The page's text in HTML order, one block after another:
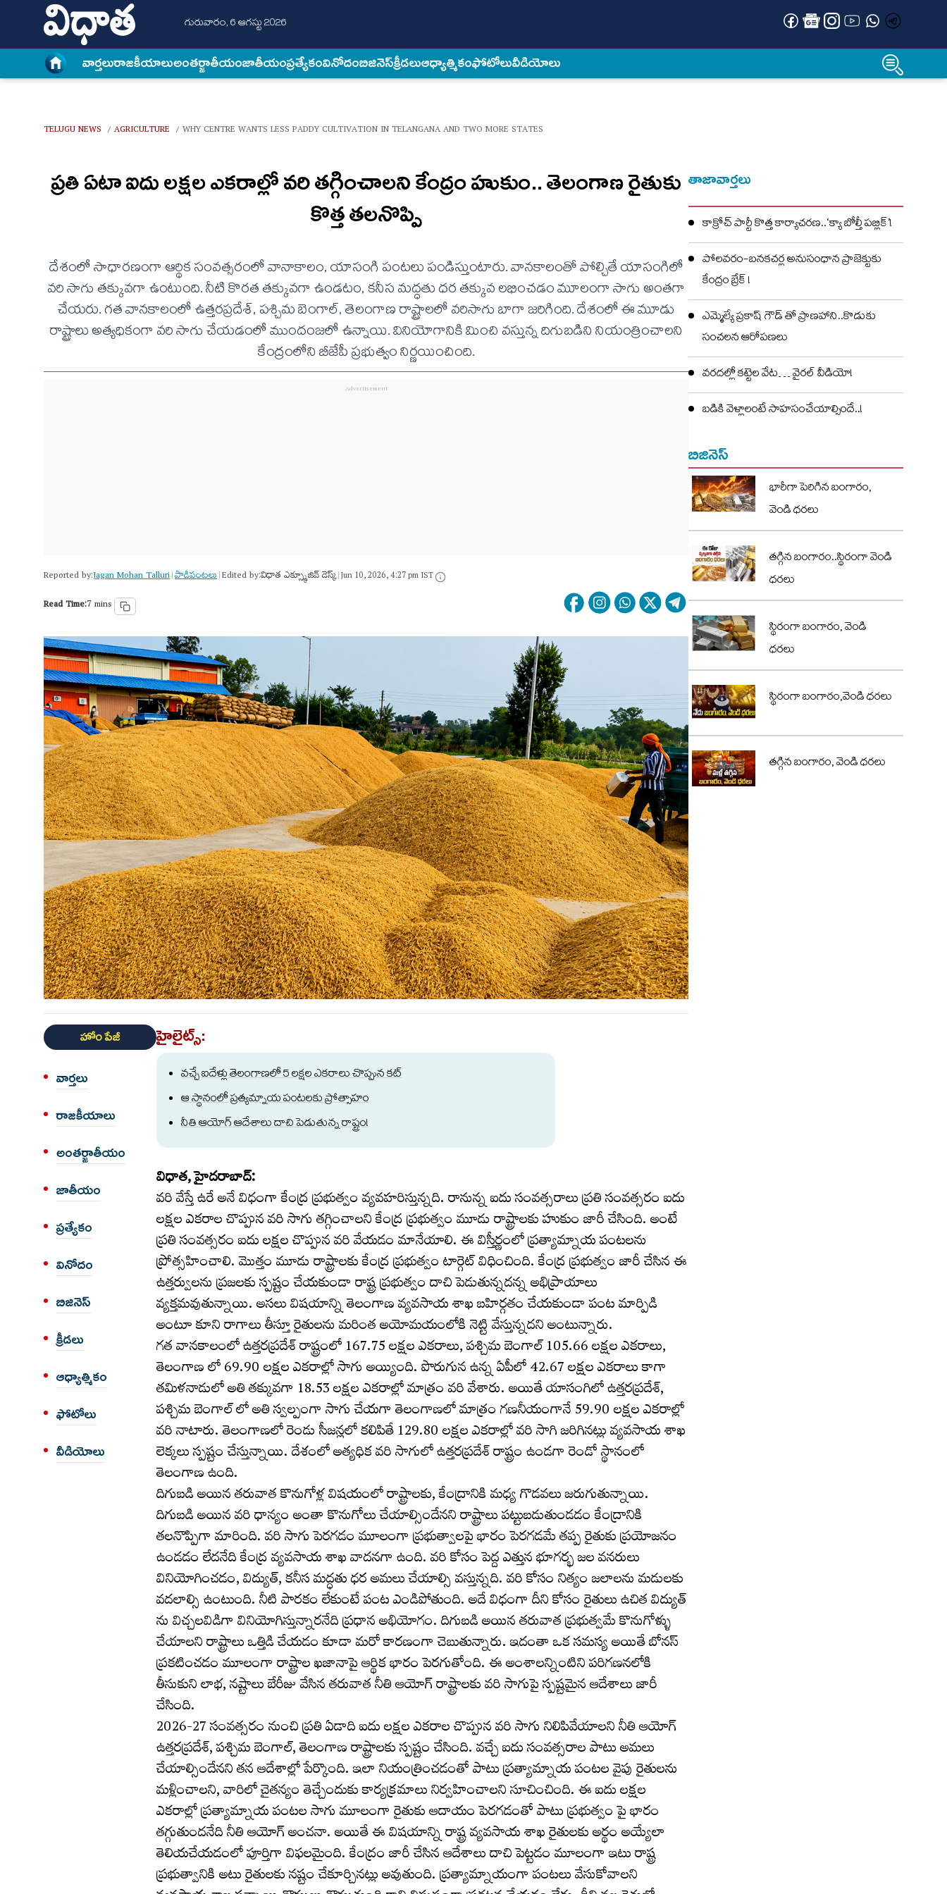
గురువారం, 6 ఆగస్టు 2026
వార్త‌లురాజకీయాలుఅంత‌ర్జాతీయంజాతీయంప్రత్యేకంవినోదంబిజినెస్క్రీడలుఆధ్యాత్మికంఫోటోలువీడియోలు
TELUGU NEWS / AGRICULTURE / WHY CENTRE WANTS LESS PADDY CULTIVATION IN TELANGANA AND TWO MORE STATES
ప్రతి ఏటా ఐదు లక్షల ఎకరాల్లో వరి తగ్గించాలని కేంద్రం హుకుం.. తెలంగాణ రైతుకు
కొత్త తలనొప్పి
దేశంలో సాధారణంగా ఆర్థిక సంవత్సరంలో వానాకాలం, యాసంగి పంటలు పండిస్తుంటారు. వానకాలంతో పోల్చితే యాసంగిలో
వరి సాగు తక్కువగా ఉంటుంది. నీటి కొరత తక్కువగా ఉండటం, కనీస మద్ధతు ధర తక్కువ లభించడం మూలంగా సాగు అంతగా
చేయరు. గత వానకాలంలో ఉత్తరప్రదేశ్, పశ్చిమ బెంగాల్, తెలంగాణ రాష్ట్రాలలో వరిసాగు బాగా జరిగింది. దేశంలో ఈ మూడు
రాష్ట్రాలు అత్యధికంగా వరి సాగు చేయడంలో ముందంజలో ఉన్నాయి. వినియోగానికి మించి వస్తున్న దిగుబడిని నియంత్రించాలని
కేంద్రంలోని బీజేపీ ప్రభుత్వం నిర్ణయించింది.
Reported by:Jagan Mohan Talluri|పాడిపంటలు|Edited by:విధాత ఎక్స్క్లూజివ్ డెస్క్|Jun 10, 2026, 4:27 pm IST
Read Time:7 mins
హోం పేజీ
వార్త‌లు
రాజకీయాలు
అంత‌ర్జాతీయం
జాతీయం
ప్రత్యేకం
వినోదం
బిజినెస్
క్రీడలు
ఆధ్యాత్మికం
ఫోటోలు
వీడియోలు
హైలైట్స్:
వచ్చే ఐదేళ్లు తెలంగాణలో 5 లక్షల ఎకరాలు చొప్పున కట్
ఆ స్థానంలో ప్రత్యమ్నాయ పంటలకు ప్రోత్సాహం
నీతి ఆయోగ్ ఆదేశాలు దాచి పెడుతున్న రాష్ట్రం!
విధాత, హైదరాబాద్:
వరి వేస్తే ఉరే అనే విధంగా కేంద్ర ప్రభుత్వం వ్యవహరిస్తున్నది. రానున్న ఐదు సంవత్సరాలు ప్రతి సంవత్సరం ఐదు
లక్షల ఎకరాల చొప్పున వరి సాగు తగ్గించాలని కేంద్ర ప్రభుత్వం మూడు రాష్ట్రాలకు హుకుం జారీ చేసింది. అంటే
ప్రతి సంవత్సరం ఐదు లక్షల చొప్పున వరి వేయడం మానేయాలి. ఈ విస్తీర్ణంలో ప్రత్యామ్నాయ పంటలను
ప్రోత్సహించాలి. మొత్తం మూడు రాష్ట్రాలకు కేంద్ర ప్రభుత్వం టార్గెట్ విధించింది. కేంద్ర ప్రభుత్వం జారీ చేసిన ఈ
ఉత్తర్వులను ప్రజలకు స్పష్టం చేయకుండా రాష్ట్ర ప్రభుత్వం దాచి పెడుతున్నదన్న అభిప్రాయాలు
వ్యక్తమవుతున్నాయి. అసలు విషయాన్ని తెలంగాణ వ్యవసాయ శాఖ బహిర్గతం చేయకుండా పంట మార్పిడి
అంటూ కూని రాగాలు తీస్తూ రైతులను మరింత అయోమయంలోకి నెట్టి వేస్తున్నదని అంటున్నారు.
గత వానకాలంలో ఉత్తరప్రదేశ్ రాష్ట్రంలో 167.75 లక్షల ఎకరాలు, పశ్చిమ బెంగాల్ 105.66 లక్షల ఎకరాలు,
తెలంగాణ లో 69.90 లక్షల ఎకరాల్లో సాగు అయ్యింది. పొరుగున ఉన్న ఏపీలో 42.67 లక్షల ఎకరాలు కాగా
తమిళనాడులో అతి తక్కువగా 18.53 లక్షల ఎకరాల్లో మాత్రం వరి వేశారు. అయితే యాసంగిలో ఉత్తరప్రదేశ్,
పశ్చిమ బెంగాల్ లో అతి స్వల్పంగా సాగు చేయగా తెలంగాణలో మాత్రం గణనీయంగానే 59.90 లక్షల ఎకరాల్లో
వరి నాటారు. తెలంగాణలో రెండు సీజన్లలో కలిపితే 129.80 లక్షల ఎకరాల్లో వరి సాగి జరిగినట్లు వ్యవసాయ శాఖ
లెక్కలు స్పష్టం చేస్తున్నాయి. దేశంలో అత్యధిక వరి సాగులో ఉత్తరప్రదేశ్ రాష్ట్రం ఉండగా రెండో స్థానంలో
తెలంగాణ ఉంది.
దిగుబడి అయిన తరువాత కొనుగోళ్ల విషయంలో రాష్ట్రాలకు, కేంద్రానికి మధ్య గొడవలు జరుగుతున్నాయి.
దిగుబడి అయిన వరి ధాన్యం అంతా కొనుగోలు చేయాల్సిందేనని రాష్ట్రాలు పట్టుబడుతుండడం కేంద్రానికి
తలనొప్పిగా మారింది. వరి సాగు పెరగడం మూలంగా ప్రభుత్వాలపై భారం పెరగడమే తప్ప రైతుకు ప్రయోజనం
ఉండడం లేదనేది కేంద్ర వ్యవసాయ శాఖ వాదనగా ఉంది. వరి కోసం పెద్ద ఎత్తున భూగర్భ జల వనరులు
వినియోగించడం, విద్యుత్, కనీస మద్ధతు ధర అమలు చేయాల్సి వస్తున్నది. వరి కోసం నిత్యం జలాలను మడులకు
వదలాల్సి ఉంటుంది. నీటి పారకం లేకుంటే పంట ఎండిపోతుంది. అదే విధంగా దీని కోసం రైతులు ఉచిత విద్యుత్
ను విచ్చలవిడిగా వినియోగిస్తున్నారనేది ప్రధాన అభియోగం. దిగుబడి అయిన తరువాత ప్రభుత్వమే కొనుగోళ్ళు
చేయాలని రాష్ట్రాలు ఒత్తిడి చేయడం కూడా మరో కారణంగా చెబుతున్నారు. ఇదంతా ఒక సమస్య అయితే బోనస్
ప్రకటించడం మూలంగా రాష్ట్రాల ఖజానాపై ఆర్థిక భారం పెరగుతోంది. ఈ అంశాలన్నింటిని పరిగణనలోకి
తీసుకుని లాభ, నష్టాలు బేరీజు వేసిన తరువాత నీతి ఆయోగ్ రాష్ట్రాలకు వరి సాగుపై స్పష్టమైన ఆదేశాలు జారీ
చేసింది.
2026-27 సంవత్సరం నుంచి ప్రతి ఏడాది ఐదు లక్షల ఎకరాల చొప్పున వరి సాగు నిలిపివేయాలని నీతి ఆయోగ్
ఉత్తరప్రదేశ్, పశ్చిమ బెంగాల్, తెలంగాణ రాష్ట్రాలకు స్పష్టం చేసింది. వచ్చే ఐదు సంవత్సరాల పాటు అమలు
చేయాల్సిందేనని తన ఆదేశాల్లో పేర్కొంది. ఇలా నియంత్రించడంతో పాటు ప్రత్యామ్నాయ పంటల వైపు రైతులను
మళ్లించాలని, వారిలో చైతన్యం తెచ్చేందుకు కార్యక్రమాలు నిర్వహించాలని సూచించింది. ఈ ఐదు లక్షల
ఎకరాల్లో ప్రత్యామ్నాయ పంటల సాగు మూలంగా రైతుకు ఆదాయం పెరగడంతో పాటు ప్రభుత్వం పై భారం
తగ్గుతుందనేది నీతి ఆయోగ్ అంచనా. అయితే ఈ విషయాన్ని రాష్ట్ర వ్యవసాయ శాఖ రైతులకు అర్థం అయ్యేలా
తెలియచేయడంలో పూర్తిగా విఫలమైంది. కేంద్రం జారీ చేసిన ఆదేశాలు దాచి పెట్టడం మూలంగా ఇటు రాష్ట్ర
ప్రభుత్వానికి అటు రైతులకు నష్టం చేకూర్చినట్లు అవుతుంది. ప్రత్యామ్నాయంగా పంటలు వేసుకోవాలని
తాజావార్తలు
కాక్రోచ్ పార్టీ కొత్త కార్యాచరణ..‘క్యా బోల్తీ పబ్లిక్’!
పోలవరం-బనకచర్ల అనుసంధాన ప్రాజెక్టుకు
కేంద్రం బ్రేక్ !
ఎమ్మెల్యే ప్రకాష్ గౌడ్ తో ప్రాణహాని..కొడుకు
సంచలన ఆరోపణలు
వరదల్లో కట్టెల వేట… వైరల్ వీడియో!
బడికి వెళ్లాలంటే సాహసంచేయాల్సిందే..!
బిజినెస్
భారీగా పెరిగిన బంగారం,
వెండి ధరలు
తగ్గిన బంగారం..స్థిరంగా వెండి
ధరలు
స్థిరంగా బంగారం, వెండి
ధరలు
స్థిరంగా బంగారం,వెండి ధరలు
తగ్గిన బంగారం, వెండి ధరలు